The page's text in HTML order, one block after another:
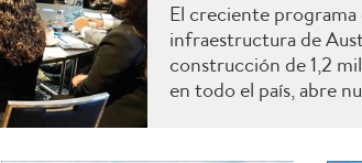
El creciente
infraestructura de
construcción de 1,2
en todo el país, abre